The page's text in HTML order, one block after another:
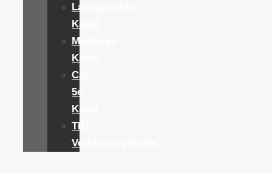
Lautsprecher
Kabel
Multicore
Kabel
Cat
5e
Kabel
TR1
Verbindungskabel